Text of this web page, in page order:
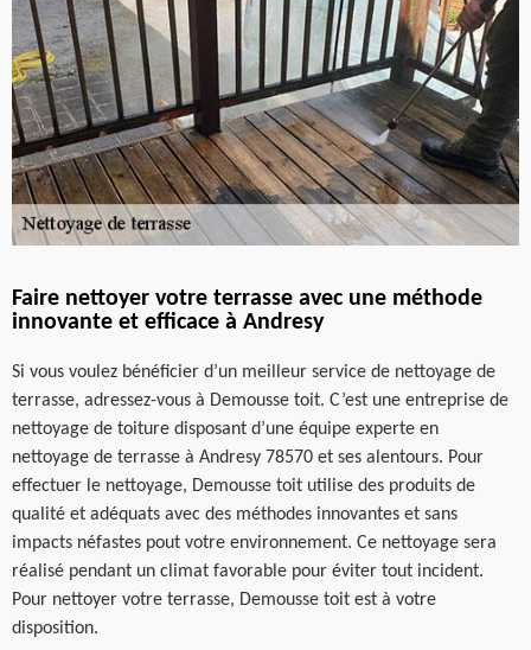
Faire nettoyer votre terrasse avec une méthode
innovante et efficace à Andresy
Si vous voulez bénéficier d’un meilleur service de nettoyage de
terrasse, adressez-vous à Demousse toit. C’est une entreprise de
nettoyage de toiture disposant d’une équipe experte en
nettoyage de terrasse à Andresy 78570 et ses alentours. Pour
effectuer le nettoyage, Demousse toit utilise des produits de
qualité et adéquats avec des méthodes innovantes et sans
impacts néfastes pout votre environnement. Ce nettoyage sera
réalisé pendant un climat favorable pour éviter tout incident.
Pour nettoyer votre terrasse, Demousse toit est à votre
disposition.